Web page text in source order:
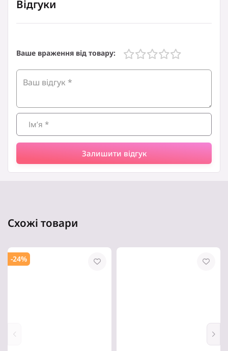
Відгуки
Ваше враження від товару:
Залишити відгук
Схожі товари
-24%